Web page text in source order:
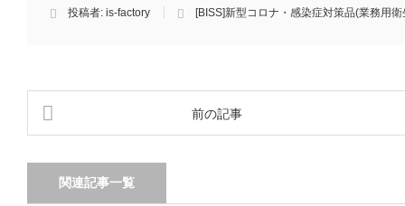
投稿者: is-factory [BISS]新型コロナ・感染症対策品(業務用
前の記事
関連記事一覧